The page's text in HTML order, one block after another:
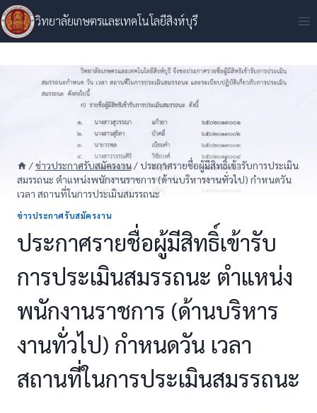
Skip
to
content
วิทยาลัยเกษตรและเทคโนโลยีสิงห์บุรี
/ข่าวประกาศรับสมัครงาน/ ประกาศรายชื่อผู้มีสิทธิ์เข้ารับการประเมิน
สมรรถนะ ตำแหน่งพนักงานราชการ (ด้านบริหารงานทั่วไป) กำหนดวัน
เวลา สถานที่ในการประเมินสมรรถนะ
ข่าวประกาศรับสมัครงาน
ประกาศรายชื่อผู้มีสิทธิ์เข้ารับ
การประเมินสมรรถนะ ตำแหน่ง
พนักงานราชการ (ด้านบริหาร
งานทั่วไป) กำหนดวัน เวลา
สถานที่ในการประเมินสมรรถนะ